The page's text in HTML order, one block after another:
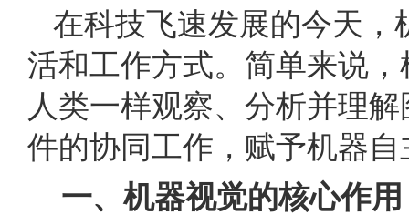
在科技飞速发展的今天
活和工作方式。简单来说，
人类一样观察、分析并理
件的协同工作，赋予机器
一、机器视觉的核心作